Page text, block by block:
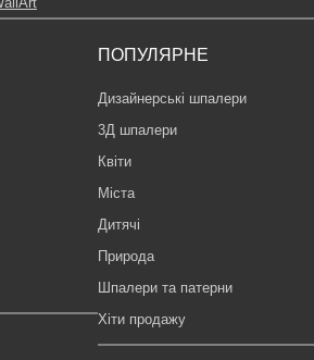
ПОПУЛЯРНЕ
Дизайнерські шпалери
3Д шпалери
Квіти
Міста
Дитячі
Природа
Шпалери та патерни
Хіти продажу